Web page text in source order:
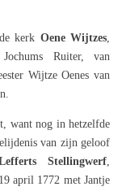
kerk Oene Wijtzes
Ruiter, van
Wijtze Oenes van
want nog in hetzelfde
van zijn geloof
Stellingwerf
april 1772 met Jantje